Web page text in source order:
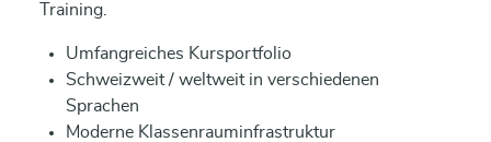
Training.
Umfangreiches Kursportfolio
Schweizweit / weltweit in verschiedenen
Sprachen
Moderne Klassenrauminfrastruktur